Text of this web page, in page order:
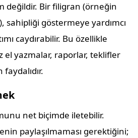
değildir. Bir filigran (örneğin
sahipliği göstermeye yardımcı
caydırabilir. Bu özellikle
el yazmalar, raporlar, teklifler
net biçimde iletebilir.
paylaşılmaması gerektiğini;